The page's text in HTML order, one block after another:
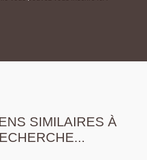
SIMILAIRES À